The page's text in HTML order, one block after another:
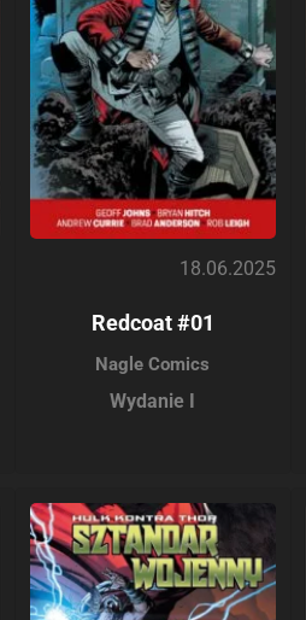
18.06.2025
Redcoat #01
Nagle Comics
Wydanie I